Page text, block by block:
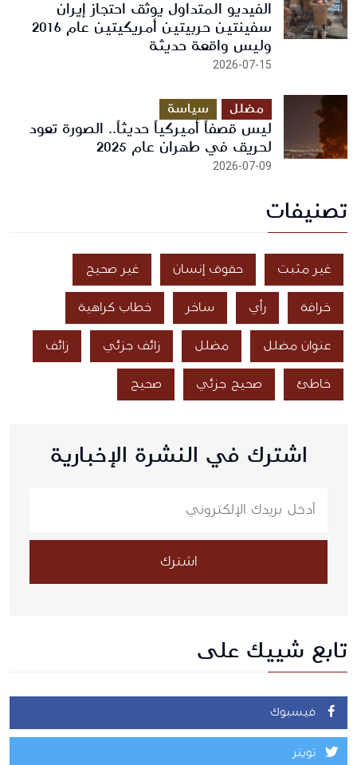
الفيديو المتداول يوثق احتجاز إيران
سفينتين حربيتين أمريكيتين عام 2016
وليس واقعة حديثة
2026-07-15
مضلل سياسة
ليس قصفاً أميركياً حديثاً.. الصورة تعود
لحريق في طهران عام 2025
2026-07-09
تصنيفات
غير مثبت حقوق إنسان غير صحيح
خرافة رأي ساخر خطاب كراهية
عنوان مضلل مضلل زائف جزئي زائف
خاطئ صحيح جزئي صحيح
اشترك في النشرة الإخبارية
اشترك
تابع شييك على
فيسبوك
تويتر